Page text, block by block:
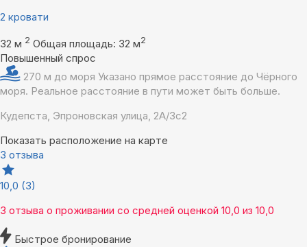
2 кровати
32 м 2 Общая площадь: 32 м2
Повышенный спрос
270 м до моря Указано прямое расстояние до Чёрного
моря. Реальное расстояние в пути может быть больше.
Кудепста, Эпроновская улица, 2А/3с2
Показать расположение на карте
3 отзыва
10,0 (3)
3 отзыва о проживании со средней оценкой 10,0 из 10,0
Быстрое бронирование